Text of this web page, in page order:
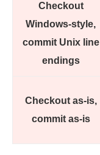
Checkout
Windows-style,
commit Unix line
endings
Checkout as-is,
commit as-is